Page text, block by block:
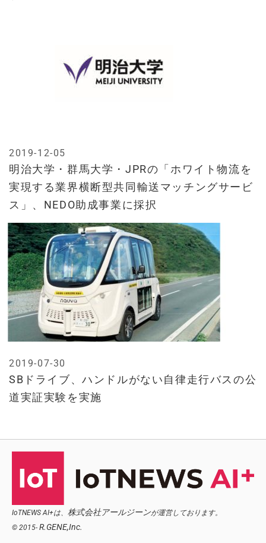
明治大学・群馬大学・JPRの「ホワイト物流を
実現する業界横断型共同輸送マッチングサービ
ス」、NEDO助成事業に採択
2019-12-05
SBドライブ、ハンドルがない自律走行バスの公
道実証実験を実施
2019-07-30
IoTNEWS AI+は、 株式会社アールジーンが運営しております。
© 2015- R.GENE,Inc.